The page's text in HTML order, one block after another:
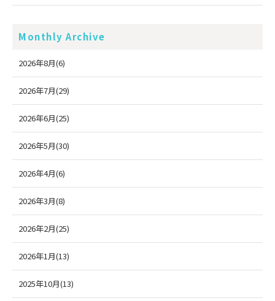
Monthly Archive
2026年8月(6)
2026年7月(29)
2026年6月(25)
2026年5月(30)
2026年4月(6)
2026年3月(8)
2026年2月(25)
2026年1月(13)
2025年10月(13)